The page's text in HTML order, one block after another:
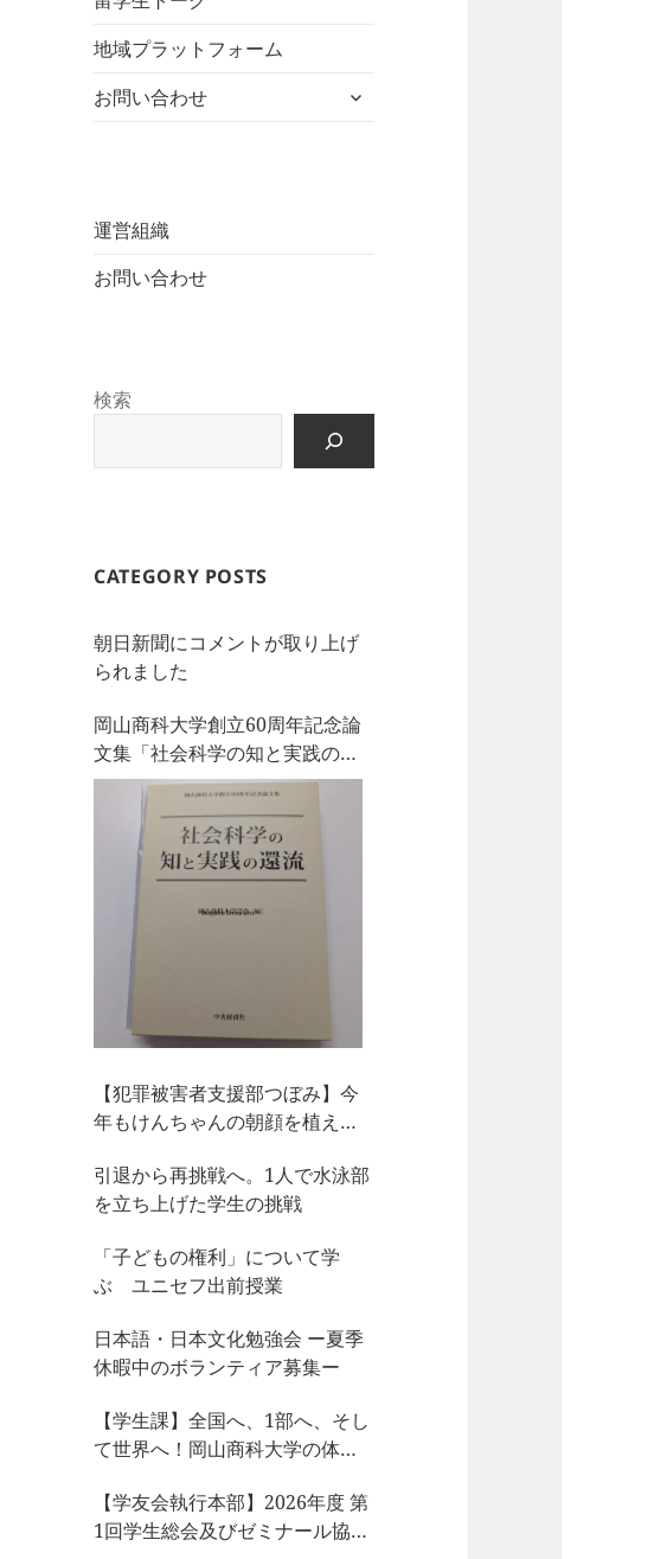
を
地域プラットフォーム
お問い合わせ
サ
運営組織
お問い合わせ
検索
CATEGORY POSTS
朝日新聞にコメントが取り上げ
られました
岡山商科大学創立60周年記念論
文集「社会科学の知と実践の還
流」を刊行しました
【犯罪被害者支援部つぼみ】今
年もけんちゃんの朝顔を植えま
引退から再挑戦へ。1人で水泳部
を立ち上げた学生の挑戦
「子どもの権利」について学
ぶ ユニセフ出前授業
日本語・日本文化勉強会 ー夏季
休暇中のボランティア募集ー
【学生課】全国へ、1部へ、そし
て世界へ！岡山商科大学の体育
動！
【学友会執行本部】2026年度 第
1回学生総会及びゼミナール協議